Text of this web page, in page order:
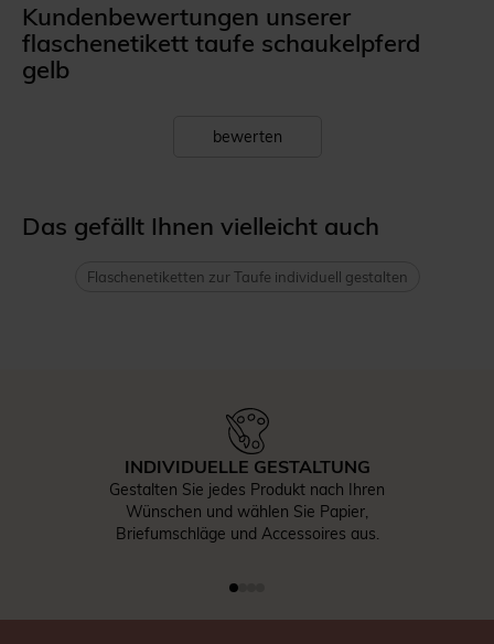
Kundenbewertungen unserer
flaschenetikett taufe schaukelpferd
gelb
bewerten
Das gefällt Ihnen vielleicht auch
Flaschenetiketten zur Taufe individuell gestalten
INDIVIDUELLE GESTALTUNG
Gestalten Sie jedes Produkt nach Ihren
Wünschen und wählen Sie Papier,
Briefumschläge und Accessoires aus.